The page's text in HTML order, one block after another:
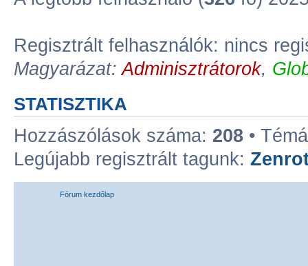
Regisztrált felhasználók: nincs
Magyarázat:Adminisztrátorok,
STATISZTIKA
Hozzászólások száma: 208 •
Legújabb regisztrált tagunk:
Fórum kezdőlap